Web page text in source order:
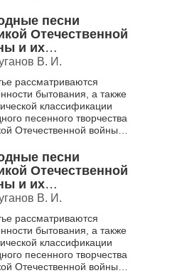
культуры. В статье
песни
Отечественной
и их
как
в Доме
творчества
В. И.
рассматриваются
бытования, а также
классификации
песенного творчества
Отечественной войны.
учёных-фольклористов
песни
Отечественной
и их
как
во
В. И.
рассматриваются
бытования, а также
классификации
песенного творчества
Отечественной войны.